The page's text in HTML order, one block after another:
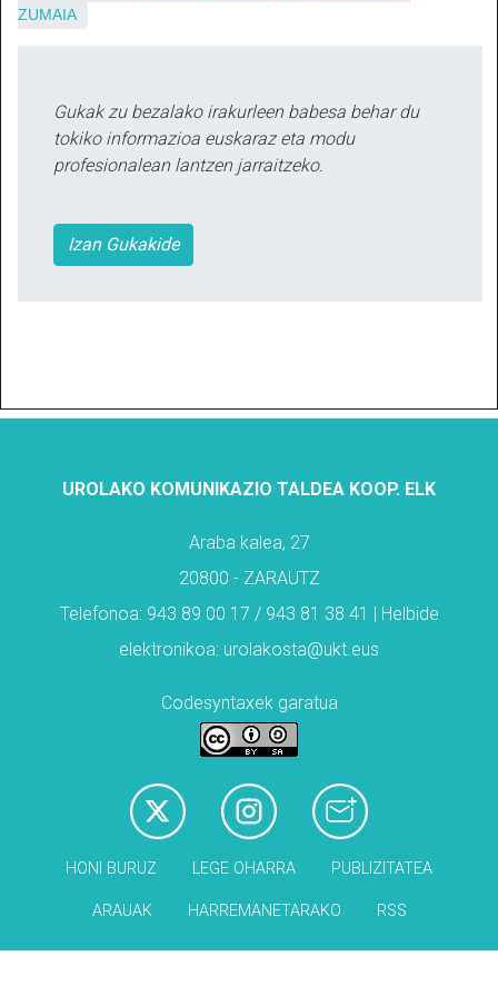
ZUMAIA
Gukak zu bezalako irakurleen babesa behar du
tokiko informazioa euskaraz eta modu
profesionalean lantzen jarraitzeko.
Izan Gukakide
UROLAKO KOMUNIKAZIO TALDEA KOOP. ELK
Araba kalea, 27
20800 - ZARAUTZ
Telefonoa: 943 89 00 17 / 943 81 38 41 | Helbide
elektronikoa: urolakosta@ukt.eus
Codesyntaxek garatua
HONI BURUZ LEGE OHARRA PUBLIZITATEA
ARAUAK HARREMANETARAKO RSS